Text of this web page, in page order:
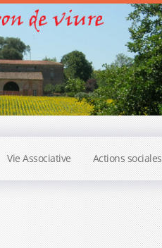
Vie Associative Actions sociales